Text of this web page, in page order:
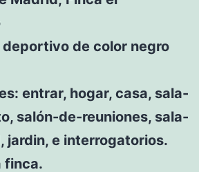
deportivo de color negro
entrar, hogar, casa, sala-
salón-de-reuniones, sala-
jardin, e interrogatorios.
finca.